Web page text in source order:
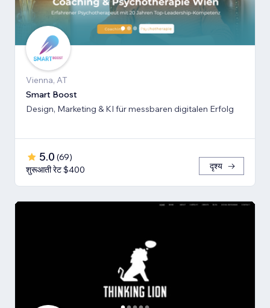
Vienna, AT
Smart Boost
Design, Marketing & KI für messbaren digitalen Erfolg
5.0 (69)
शुरूआती रेट $400
दृश्य